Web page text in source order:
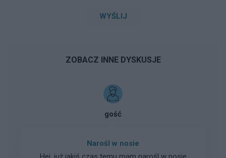
WYŚLIJ
ZOBACZ INNE DYSKUSJE
gość
Narośl w nosie